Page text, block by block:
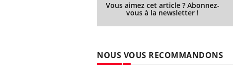
Vous aimez cet article ? Abonnez-
vous à la newsletter !
NOUS VOUS RECOMMANDONS